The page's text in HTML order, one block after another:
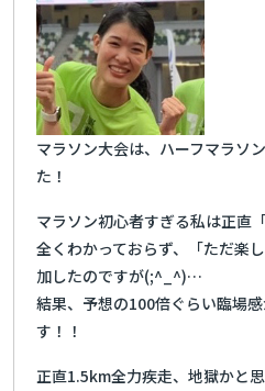
マラソン大会は、ハーフマラソ
た！
マラソン初心者すぎる私は正直
全くわかっておらず、「ただ楽
加したのですが(;^_^)…
結果、予想の100倍ぐらい臨場
す！！
正直1.5km全力疾走、地獄かと